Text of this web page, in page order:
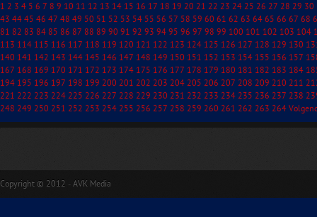
1 2 3 4 5 6 7 8 9 10 11 12 13 14 15 16 17 18 19 20 21 22 23 24 25 26 27 28 29 30
43 44 45 46 47 48 49 50 51 52 53 54 55 56 57 58 59 60 61 62 63 64 65 66 67 68
81 82 83 84 85 86 87 88 89 90 91 92 93 94 95 96 97 98 99 100 101 102 103 104
113 114 115 116 117 118 119 120 121 122 123 124 125 126 127 128 129 130
140 141 142 143 144 145 146 147 148 149 150 151 152 153 154 155 156 157
167 168 169 170 171 172 173 174 175 176 177 178 179 180 181 182 183 184
194 195 196 197 198 199 200 201 202 203 204 205 206 207 208 209 210 211
221 222 223 224 225 226 227 228 229 230 231 232 233 234 235 236 237 238
248 249 250 251 252 253 254 255 256 257 258 259 260 261 262 263 264
Copyright © 2012 - AVK Media